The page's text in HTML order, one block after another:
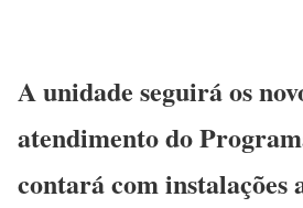
A unidade seguirá os
atendimento do
contará com instalações